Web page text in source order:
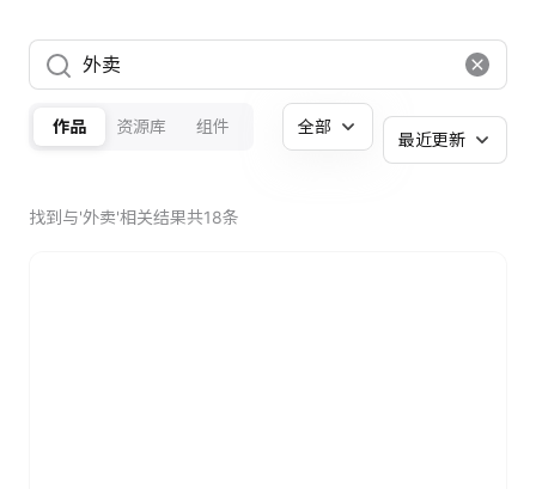
作品 资源库 组件 全部
最近更新
找到与'外卖'相关结果共18条